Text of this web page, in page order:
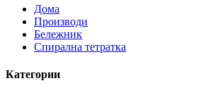
Дома
Производи
Бележник
Спирална тетратка
Категории